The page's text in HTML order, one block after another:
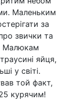
Маленьким
за
звички та
Малюкам
яйця,
у світі.
той факт,
курячим!